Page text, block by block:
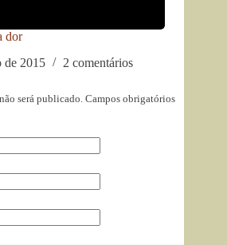
dor
de 2015
2 comentários
será publicado. Campos obrigatórios